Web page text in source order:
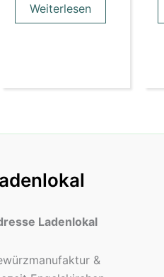
Weiterlesen
Ladenlokal
&